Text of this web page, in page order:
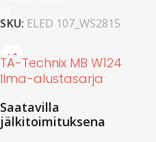
SKU: ELED 107_WS2815
TA-Technix MB W124
Ilma-alustasarja
Saatavilla
jälkitoimituksena